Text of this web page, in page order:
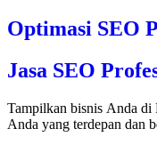
Optimasi SEO
Jasa SEO
Tampilkan bisnis Anda di
Anda yang terdepan dan